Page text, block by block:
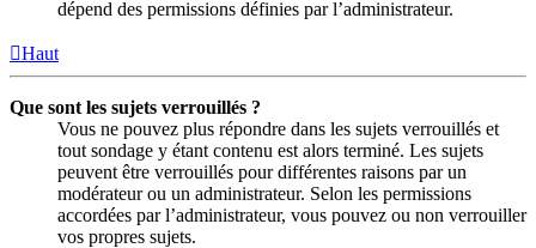
dépend des permissions définies par l’administrateur.
Haut
Que sont les sujets verrouillés ?
Vous ne pouvez plus répondre dans les sujets verrouillés et
tout sondage y étant contenu est alors terminé. Les sujets
peuvent être verrouillés pour différentes raisons par un
modérateur ou un administrateur. Selon les permissions
accordées par l’administrateur, vous pouvez ou non verrouiller
vos propres sujets.